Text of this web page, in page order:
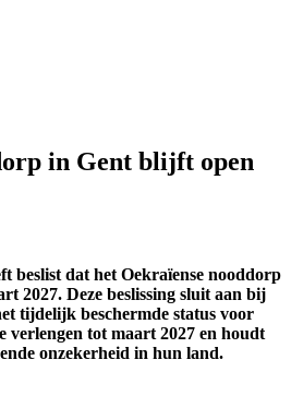
in Gent blijft open
beslist dat het Oekraïense nooddorp
2027. Deze beslissing sluit aan bij
tijdelijk beschermde status voor
verlengen tot maart 2027 en houdt
onzekerheid in hun land.